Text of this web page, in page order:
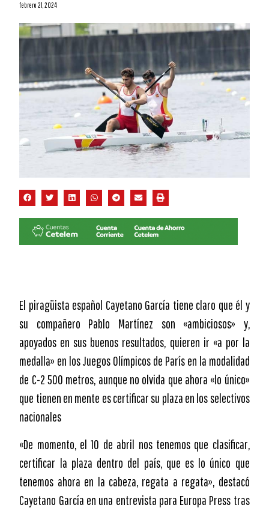
febrero 21, 2024
El piragüista español Cayetano García tiene claro que él y
su compañero Pablo Martínez son «ambiciosos» y,
apoyados en sus buenos resultados, quieren ir «a por la
medalla» en los Juegos Olímpicos de París en la modalidad
de C-2 500 metros, aunque no olvida que ahora «lo único»
que tienen en mente es certificar su plaza en los selectivos
nacionales
«De momento, el 10 de abril nos tenemos que clasificar,
certificar la plaza dentro del país, que es lo único que
tenemos ahora en la cabeza, regata a regata», destacó
Cayetano García en una entrevista para Europa Press tras